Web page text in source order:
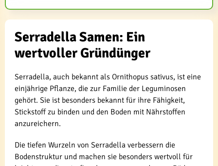
Serradella Samen: Ein
wertvoller Gründünger
Serradella, auch bekannt als Ornithopus sativus, ist eine
einjährige Pflanze, die zur Familie der Leguminosen
gehört. Sie ist besonders bekannt für ihre Fähigkeit,
Stickstoff zu binden und den Boden mit Nährstoffen
anzureichern.
Die tiefen Wurzeln von Serradella verbessern die
Bodenstruktur und machen sie besonders wertvoll für